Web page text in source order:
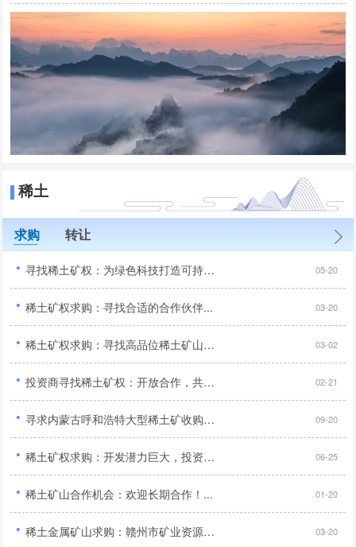
稀土
求购 转让
· 寻找稀土矿权：为绿色科技打造可持续未来... 05-20
· 稀土矿权求购：寻找合适的合作伙伴... 03-20
· 稀土矿权求购：寻找高品位稀土矿山，开采技术领先！... 03-02
· 投资商寻找稀土矿权：开放合作，共享矿业发展成果！... 02-21
· 寻求内蒙古呼和浩特大型稀土矿收购：技术先进，投资亿元以上！... 09-20
· 稀土矿权求购：开发潜力巨大，投资商机无限！... 06-25
· 稀土矿山合作机会：欢迎长期合作！... 01-20
· 稀土金属矿山求购：赣州市矿业资源合作机遇！... 03-20